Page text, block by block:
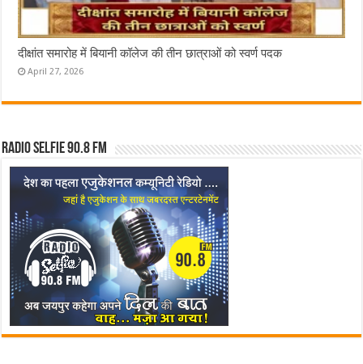
दीक्षांत समारोह में बियानी कॉलेज की तीन छात्राओं को स्वर्ण पदक
April 27, 2026
Radio Selfie 90.8 FM